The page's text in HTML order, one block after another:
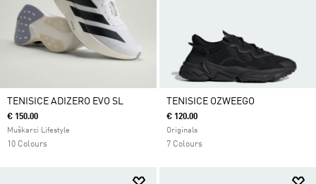
TENISICE ADIZERO EVO SL
€ 150.00
Muškarci Lifestyle
10 Colours
TENISICE OZWEEGO
€ 120.00
Originals
7 Colours